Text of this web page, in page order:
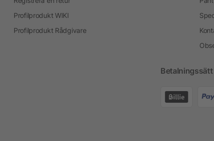
Profilprodukt WIKI
Profilprodukt Rådgivare
Betalningssätt